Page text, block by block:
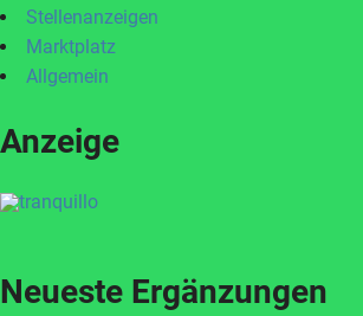
Stellenanzeigen
Marktplatz
Allgemein
Anzeige
Neueste Ergänzungen